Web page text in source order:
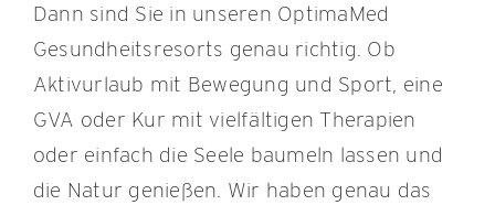
Dann sind Sie in unseren OptimaMed
Gesundheitsresorts genau richtig. Ob
Aktivurlaub mit Bewegung und Sport, eine
GVA oder Kur mit vielfältigen Therapien
oder einfach die Seele baumeln lassen und
die Natur genießen. Wir haben genau das